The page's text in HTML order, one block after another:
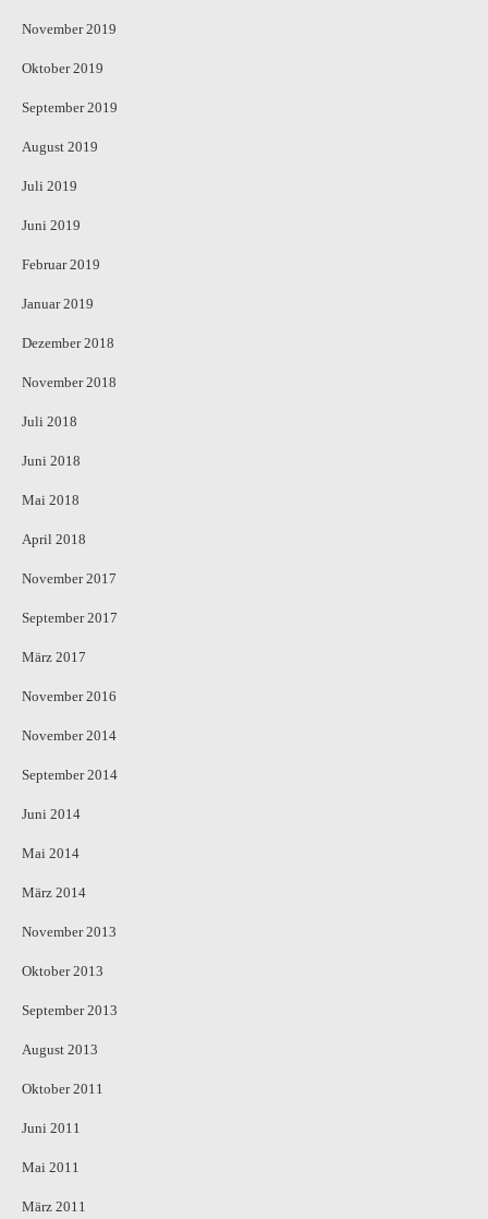
November 2019
Oktober 2019
September 2019
August 2019
Juli 2019
Juni 2019
Februar 2019
Januar 2019
Dezember 2018
November 2018
Juli 2018
Juni 2018
Mai 2018
April 2018
November 2017
September 2017
März 2017
November 2016
November 2014
September 2014
Juni 2014
Mai 2014
März 2014
November 2013
Oktober 2013
September 2013
August 2013
Oktober 2011
Juni 2011
Mai 2011
März 2011